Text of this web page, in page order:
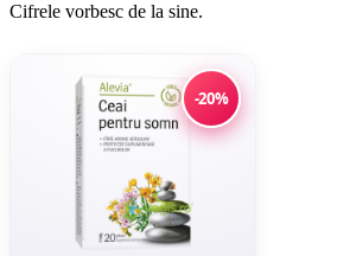
Cifrele vorbesc de la sine.
-20%